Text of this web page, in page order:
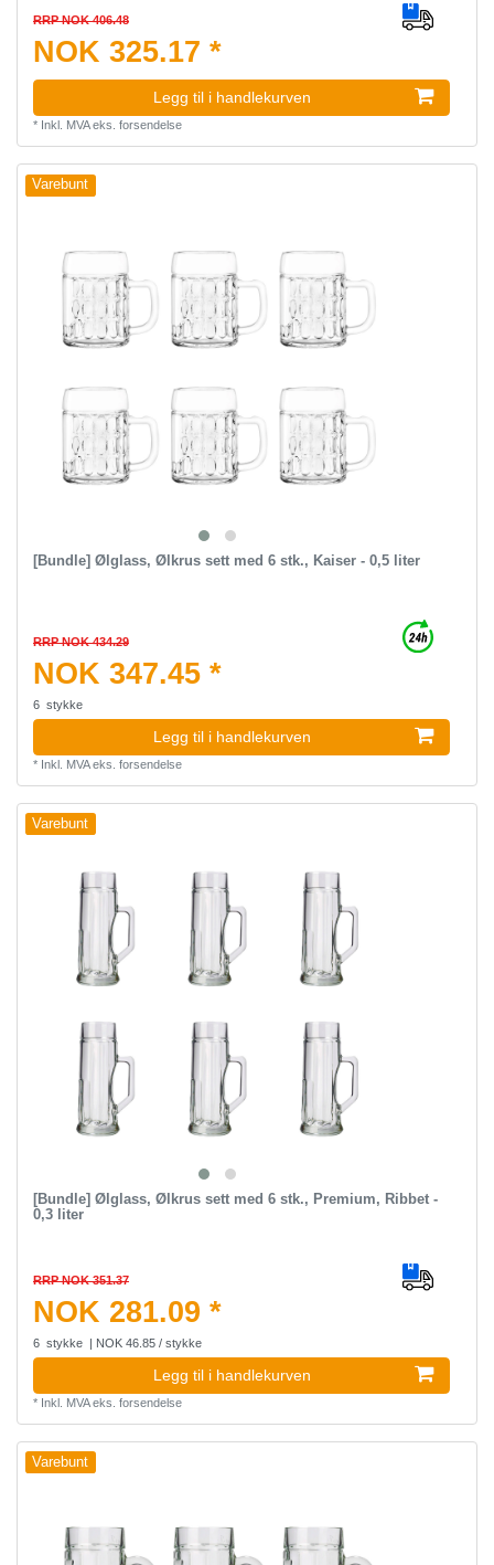
RRP NOK 406.48
NOK 325.17 *
Legg til i handlekurven
* Inkl. MVAeks. forsendelse
Varebunt
[Bundle] Ølglass, Ølkrus sett med 6 stk., Kaiser - 0,5 liter
RRP NOK 434.29
NOK 347.45 *
6 stykke
Legg til i handlekurven
* Inkl. MVAeks. forsendelse
Varebunt
[Bundle] Ølglass, Ølkrus sett med 6 stk., Premium, Ribbet -
0,3 liter
RRP NOK 351.37
NOK 281.09 *
6 stykke | NOK 46.85 / stykke
Legg til i handlekurven
* Inkl. MVAeks. forsendelse
Varebunt